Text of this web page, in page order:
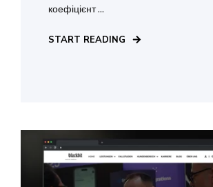
коефіцієнт ...
START READING